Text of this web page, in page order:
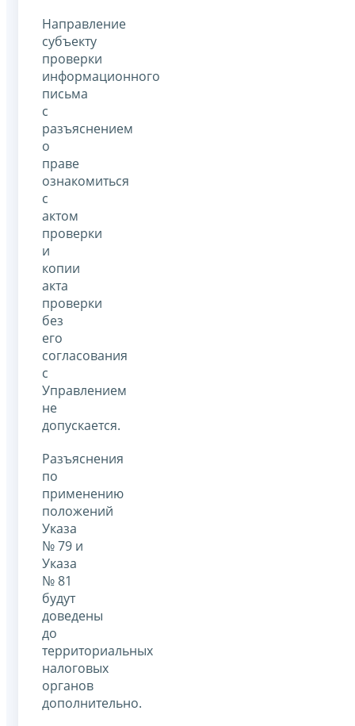
Направление
субъекту
проверки
информационного
письма
с
разъяснением
о
праве
ознакомиться
с
актом
проверки
и
копии
акта
проверки
без
его
согласования
с
Управлением
не
допускается.
Разъяснения
по
применению
положений
Указа
№ 79 и
Указа
№ 81
будут
доведены
до
территориальных
налоговых
органов
дополнительно.